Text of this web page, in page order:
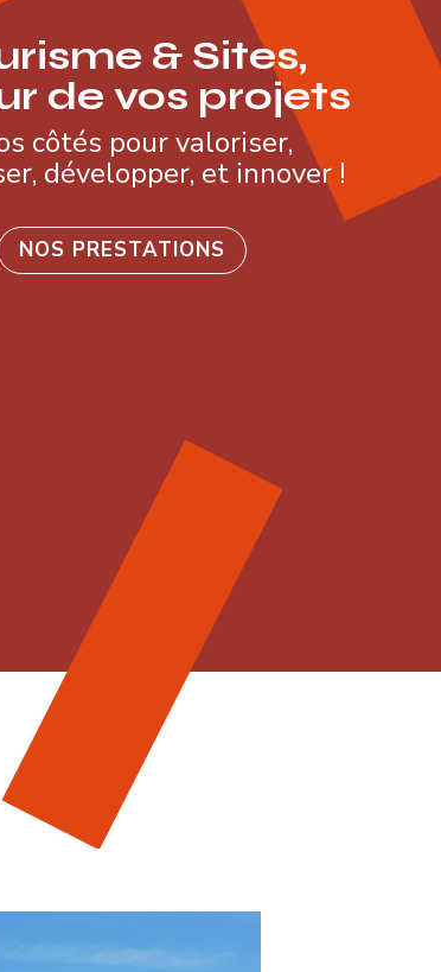
& Sites,
de vos projets
côtés pour valoriser,
développer, et innover !
NOS PRESTATIONS